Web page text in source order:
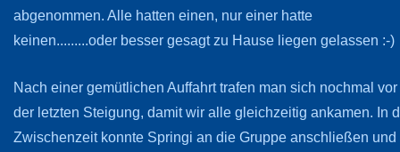
abgenommen. Alle hatten einen, nur einer hatte
keinen.........oder besser gesagt zu Hause liegen gelassen :-)
Nach einer gemütlichen Auffahrt trafen man sich nochmal vor
der letzten Steigung, damit wir alle gleichzeitig ankamen. In
Zwischenzeit konnte Springi an die Gruppe anschließen und